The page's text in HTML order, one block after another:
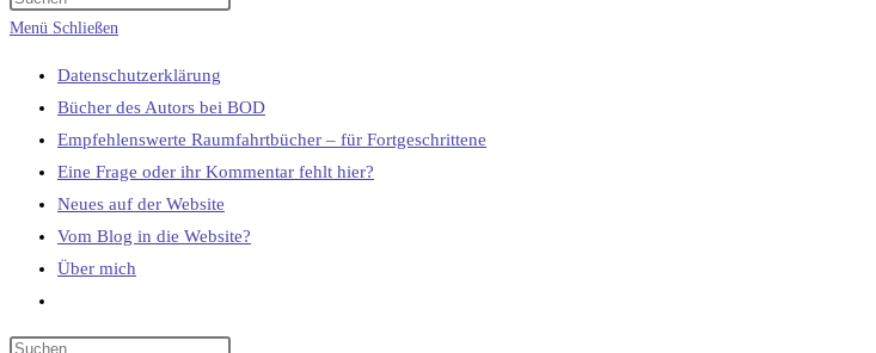
umschalten
Menü Schließen
Datenschutzerklärung
Bücher des Autors bei BOD
Empfehlenswerte Raumfahrtbücher – für Fortgeschrittene
Eine Frage oder ihr Kommentar fehlt hier?
Neues auf der Website
Vom Blog in die Website?
Über mich